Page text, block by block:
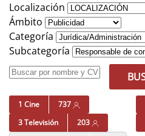
Localización
Ámbito
Categoría
Subcategoría
1 Cine 737
3 Televisión
203